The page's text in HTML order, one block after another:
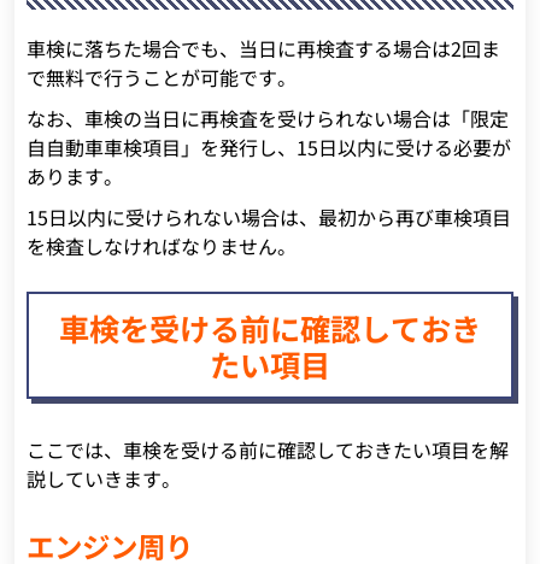
車検に落ちた場合でも、当日に再検査する場合は2回ま
で無料で行うことが可能です。
なお、車検の当日に再検査を受けられない場合は「限定
自自動車車検項目」を発行し、15日以内に受ける必要が
あります。
15日以内に受けられない場合は、最初から再び車検項目
を検査しなければなりません。
車検を受ける前に確認しておき
たい項目
ここでは、車検を受ける前に確認しておきたい項目を解
説していきます。
エンジン周り